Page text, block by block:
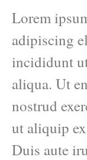
Lorem
adipiscing
incididunt
aliqua. Ut
nostrud
ut aliquip
Duis aute